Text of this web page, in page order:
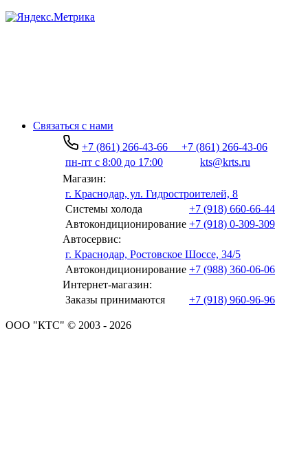
Связаться с нами
+7 (861) 266-43-66
+7 (861) 266-43-06
пн-пт с 8:00 до 17:00
kts@krts.ru
Магазин:
г. Краснодар, ул. Гидростроителей, 8
Системы холода
+7 (918) 660-66-44
Автокондиционирование +7 (918) 0-309-309
Автосервис:
г. Краснодар, Ростовское Шоссе, 34/5
Автокондиционирование +7 (988) 360-06-06
Интернет-магазин:
Заказы принимаются
+7 (918) 960-96-96
ООО "КТС" © 2003 - 2026